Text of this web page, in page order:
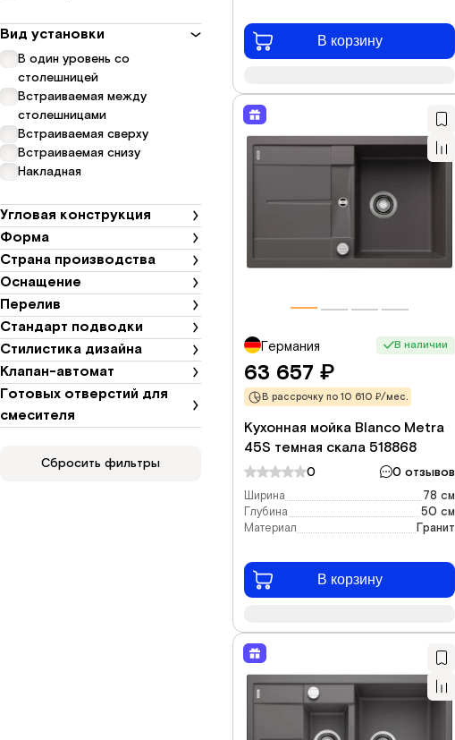
Вид установки
В один уровень со
столешницей
Встраиваемая между
столешницами
Встраиваемая сверху
Встраиваемая снизу
Накладная
Угловая конструкция
Форма
Страна производства
Оснащение
Перелив
Стандарт подводки
Стилистика дизайна
Клапан-автомат
Готовых отверстий для
смесителя
Сбросить фильтры
В корзину
Германия В наличии
63 657 ₽
В рассрочку по 10 610 ₽/мес.
Кухонная мойка Blanco Metra
45S темная скала 518868
0 0 отзывов
Ширина
78 см
Глубина
50 см
Материал
Гранит
В корзину